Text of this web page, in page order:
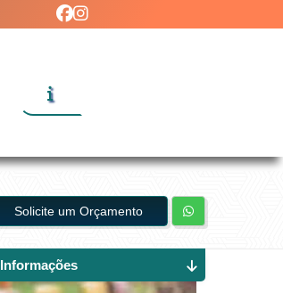
Solicite um Orçamento
Informações